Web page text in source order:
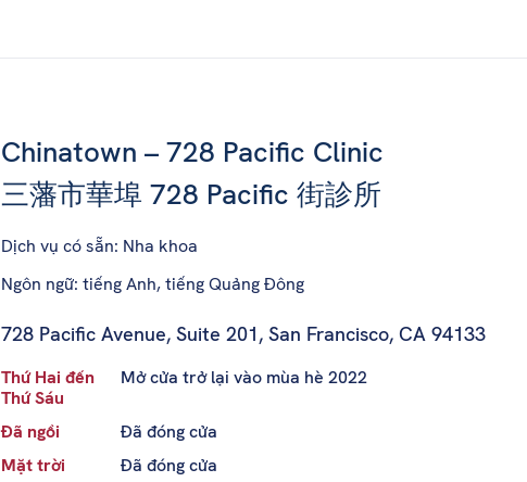
Chinatown – 728 Pacific Clinic
三藩市華埠 728 Pacific 街診所
Dịch vụ có sẵn: Nha khoa
Ngôn ngữ: tiếng Anh, tiếng Quảng Đông
728 Pacific Avenue, Suite 201, San Francisco, CA 94133
Thứ Hai đến
Thứ Sáu
Mở cửa trở lại vào mùa hè 2022
Đã ngồi
Đã đóng cửa
Mặt trời
Đã đóng cửa